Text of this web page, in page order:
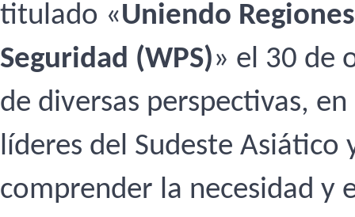
titulado «Uniendo
Seguridad (WPS)» el 30 de
de diversas perspectivas,
líderes del Sudeste Asiático
comprender la necesidad y